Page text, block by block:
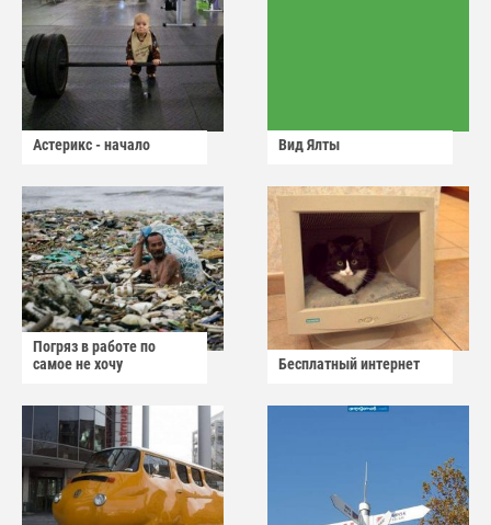
Астерикс - начало Вид Ялты
Погряз в работе по
самое не хочу
Бесплатный интернет